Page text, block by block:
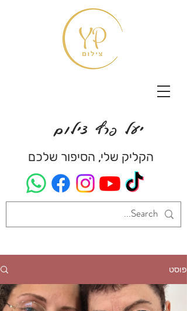
יעל פרץ צילום
הקליק שלי, הסיפור שלכם
פוסט